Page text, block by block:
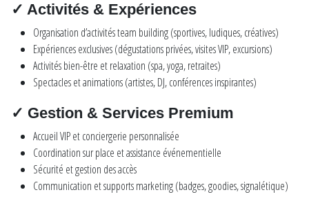
✓ Activités & Expériences
Organisation d’activités team building (sportives, ludiques, créatives)
Expériences exclusives (dégustations privées, visites VIP, excursions)
Activités bien-être et relaxation (spa, yoga, retraites)
Spectacles et animations (artistes, DJ, conférences inspirantes)
✓ Gestion & Services Premium
Accueil VIP et conciergerie personnalisée
Coordination sur place et assistance événementielle
Sécurité et gestion des accès
Communication et supports marketing (badges, goodies, signalétique)